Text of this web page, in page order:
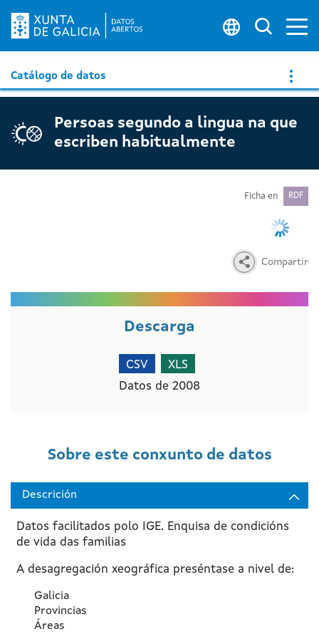
Catálogo de datos
Persoas segundo a lingua na que
escriben habitualmente
Ficha en RDF
Compartir
Descarga
CSV
XLS
Datos de 2008
Sobre este conxunto de datos
Descrición
Datos facilitados polo
IGE. Enquisa de condicións
de vida das familias
A desagregación xeográfica preséntase a nivel de:
Galicia
Provincias
Áreas